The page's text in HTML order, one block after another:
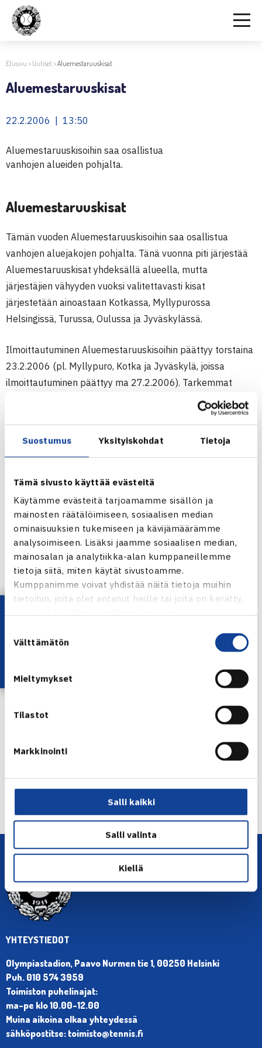
Suostumus Yksityiskohdat Tietoja
Tämä sivusto käyttää evästeitä
Käytämme evästeitä tarjoamamme sisällön ja
mainosten räätälöimiseen, sosiaalisen median
ominaisuuksien tukemiseen ja kävijämäärämme
analysoimiseen. Lisäksi jaamme sosiaalisen median,
mainosalan ja analytiikka-alan kumppaneillemme
tietoja siitä, miten käytät sivustoamme.
Kumppanimme voivat yhdistää näitä tietoja muihin
tietoihin, joita olet antanut heille tai joita on kerätty,
valinta
Välttämätön
Mieltymykset
Tilastot
Markkinointi
Salli kaikki
Salli valinta
Kiellä
Etusivu > Uutiset>Aluemestaruuskisat
Aluemestaruuskisat
22.2.2006 | 13:50
Aluemestaruuskisoihin saa osallistua
vanhojen alueiden pohjalta.
Aluemestaruuskisat
Tämän vuoden Aluemestaruuskisoihin saa osallistua
vanhojen aluejakojen pohjalta. Tänä vuonna piti järjestää
Aluemestaruuskisat yhdeksällä alueella, mutta
järjestäjien vähyyden vuoksi valitettavasti kisat
järjestetään ainoastaan Kotkassa, Myllypurossa
Helsingissä, Turussa, Oulussa ja Jyväskylässä.
Ilmoittautuminen Aluemestaruuskisoihin päättyy torstaina
23.2.2006 (pl. Myllypuro, Kotka ja Jyväskylä, joissa
ilmoittautuminen päättyy ma 27.2.2006). Tarkemmat
Myllypuro, Helsinki: Pääkaupunkiseutu
Imatra, pääkaupunkiseudun juniorit saavat osallistua
Kotkan juniorisarjoihin)
Turku: Varsinais-Suomi (Lounais-Suomi, Pori,)
Oulu: Pohjois-Suomi (Joensuu, Kajaani, Kuopio, Vaasa,
Seinäjoki)
Jyväskylä: Keski-Suomi (Mikkeli, Lahti, Hyvinkää, Riihimäki,
Lisätietoja Tennisliitosta puh. 09-3917 1532 tai
← Edellinen
Seuraava uutinen: Jarkko voitti jälleen… →
Lataa OmaTennis!
YHTEYSTIEDOT
Olympiastadion, Paavo Nurmen tie 1, 00250 Helsinki
Puh. 010 574 3959
Toimiston puhelinajat:
ma-pe klo 10.00-12.00
Muina aikoina olkaa yhteydessä
sähköpostitse: toimisto@tennis.fi